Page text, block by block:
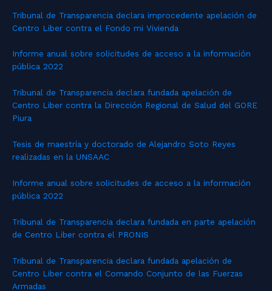
Tribunal de Transparencia declara improcedente apelación de
Centro Liber contra el Fondo mi Vivienda
Informe anual sobre solicitudes de acceso a la información
pública 2022
Tribunal de Transparencia declara fundada apelación de
Centro Liber contra la Dirección Regional de Salud del GORE
Piura
Tesis de maestría y doctorado de Alejandro Soto Reyes
realizadas en la UNSAAC
Informe anual sobre solicitudes de acceso a la información
pública 2022
Tribunal de Transparencia declara fundada en parte apelación
de Centro Liber contra el PRONIS
Tribunal de Transparencia declara fundada apelación de
Centro Liber contra el Comando Conjunto de las Fuerzas
Armadas